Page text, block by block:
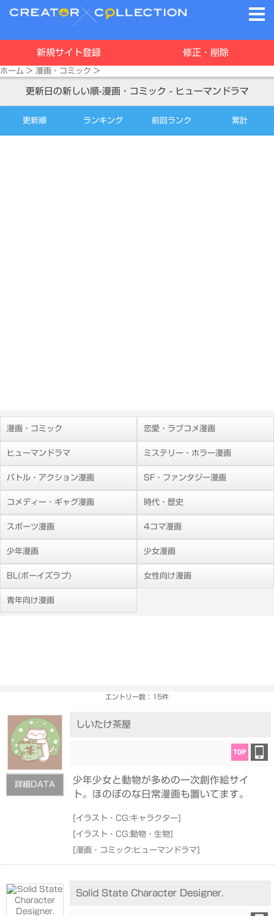
新規サイト登録 修正・削除
ホーム > 漫画・コミック >
更新日の新しい順-漫画・コミック - ヒューマンドラマ
更新順 ランキング 前回ランク 累計
漫画・コミック 恋愛・ラブコメ漫画
ヒューマンドラマ ミステリー・ホラー漫画
バトル・アクション漫画 SF・ファンタジー漫画
コメディー・ギャグ漫画 時代・歴史
スポーツ漫画 4コマ漫画
少年漫画 少女漫画
BL(ボーイズラブ) 女性向け漫画
青年向け漫画
エントリー数：15件
詳細DATA
しいたけ茶屋
少年少女と動物が多めの一次創作絵サイ
ト。ほのぼのな日常漫画も置いてます。
[イラスト・CG:キャラクター]
[イラスト・CG:動物・生物]
[漫画・コミック:ヒューマンドラマ]
Solid State Character Designer.